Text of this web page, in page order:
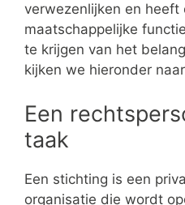
verwezenlijken en heeft
maatschappelijke
te krijgen van het
kijken we hieronder
Een
taak
Een stichting is een
organisatie die wordt